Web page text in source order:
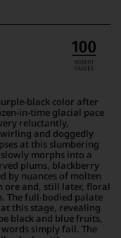
black color after
in-time glacial pace
reluctantly,
and doggedly
at this slumbering
morphs into a
plums, blackberry
by nuances of molten
ore and, still later, floral
The full-bodied palate
this stage, revealing
black and blue fruits,
simply fail. The